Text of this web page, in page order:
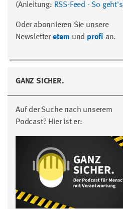
(Anleitung: RSS-Feed - So geht's
Oder abonnieren Sie unsere
Newsletteretem und profi an.
GANZ SICHER.
Auf der Suche nach unserem
Podcast? Hier ist er: